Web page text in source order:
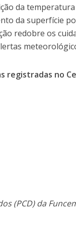
da
da superfície
redobre os
registradas no
(PCD) da